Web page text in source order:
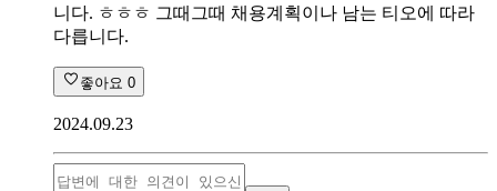
니다. ㅎㅎㅎ 그때그때 채용계획이나 남는 티오에 따라
다릅니다.
좋아요 0
2024.09.23